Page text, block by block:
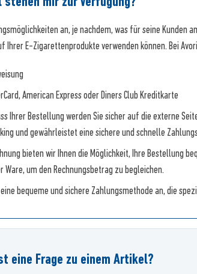
an, je nachdem, was für seine Kunden
Ihrer E-Zigarettenprodukte verwenden können. Bei
American Express oder Diners Club Kreditkarte
Ihrer Bestellung werden Sie sicher auf die externe
und gewährleistet eine sichere und schnelle
bieten wir Ihnen die Möglichkeit, Ihre Bestellung
um den Rechnungsbetrag zu begleichen.
bequeme und sichere Zahlungsmethode an, die
eine Frage zu einem Artikel?